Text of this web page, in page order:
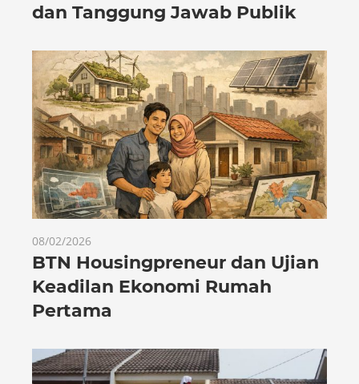
dan Tanggung Jawab Publik
08/02/2026
BTN Housingpreneur dan Ujian
Keadilan Ekonomi Rumah
Pertama